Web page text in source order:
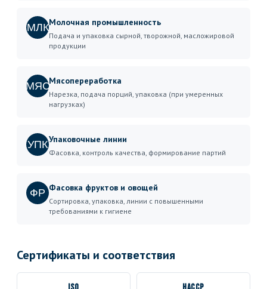
МЛКМолочная промышленность
Подача и упаковка сырной, творожной, масложировой
продукции
МЯСМясопереработка
Нарезка, подача порций, упаковка (при умеренных
нагрузках)
УПКУпаковочные линии
Фасовка, контроль качества, формирование партий
ФР Фасовка фруктов и овощей
Сортировка, упаковка, линии с повышенными
требованиями к гигиене
Сертификаты и соответствия